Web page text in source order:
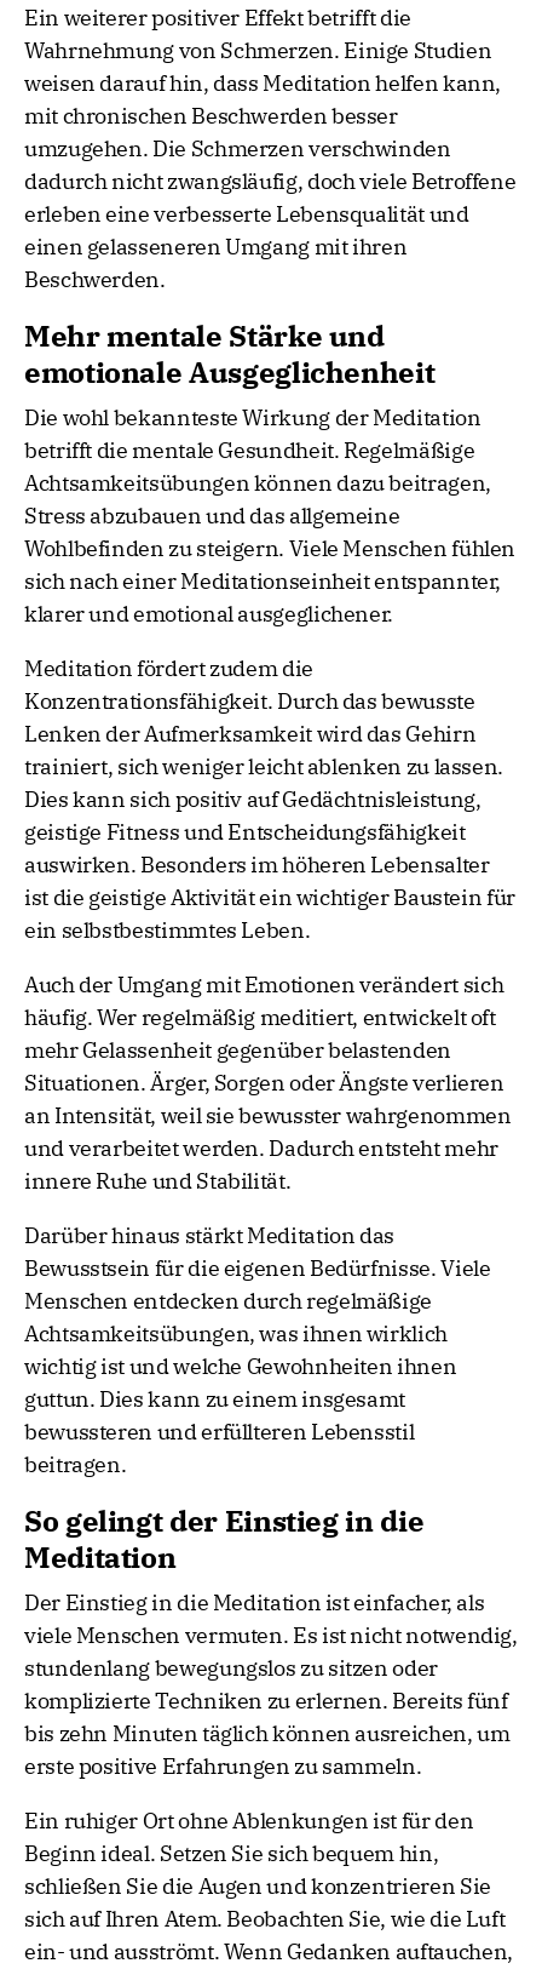
Ein weiterer positiver Effekt betrifft die
Wahrnehmung von Schmerzen. Einige Studien
weisen darauf hin, dass Meditation helfen kann,
mit chronischen Beschwerden besser
umzugehen. Die Schmerzen verschwinden
dadurch nicht zwangsläufig, doch viele Betroffene
erleben eine verbesserte Lebensqualität und
einen gelasseneren Umgang mit ihren
Beschwerden.
Mehr mentale Stärke und
emotionale Ausgeglichenheit
Die wohl bekannteste Wirkung der Meditation
betrifft die mentale Gesundheit. Regelmäßige
Achtsamkeitsübungen können dazu beitragen,
Stress abzubauen und das allgemeine
Wohlbefinden zu steigern. Viele Menschen fühlen
sich nach einer Meditationseinheit entspannter,
klarer und emotional ausgeglichener.
Meditation fördert zudem die
Konzentrationsfähigkeit. Durch das bewusste
Lenken der Aufmerksamkeit wird das Gehirn
trainiert, sich weniger leicht ablenken zu lassen.
Dies kann sich positiv auf Gedächtnisleistung,
geistige Fitness und Entscheidungsfähigkeit
auswirken. Besonders im höheren Lebensalter
ist die geistige Aktivität ein wichtiger Baustein für
ein selbstbestimmtes Leben.
Auch der Umgang mit Emotionen verändert sich
häufig. Wer regelmäßig meditiert, entwickelt oft
mehr Gelassenheit gegenüber belastenden
Situationen. Ärger, Sorgen oder Ängste verlieren
an Intensität, weil sie bewusster wahrgenommen
und verarbeitet werden. Dadurch entsteht mehr
innere Ruhe und Stabilität.
Darüber hinaus stärkt Meditation das
Bewusstsein für die eigenen Bedürfnisse. Viele
Menschen entdecken durch regelmäßige
Achtsamkeitsübungen, was ihnen wirklich
wichtig ist und welche Gewohnheiten ihnen
guttun. Dies kann zu einem insgesamt
bewussteren und erfüllteren Lebensstil
beitragen.
So gelingt der Einstieg in die
Meditation
Der Einstieg in die Meditation ist einfacher, als
viele Menschen vermuten. Es ist nicht notwendig,
stundenlang bewegungslos zu sitzen oder
komplizierte Techniken zu erlernen. Bereits fünf
bis zehn Minuten täglich können ausreichen, um
erste positive Erfahrungen zu sammeln.
Ein ruhiger Ort ohne Ablenkungen ist für den
Beginn ideal. Setzen Sie sich bequem hin,
schließen Sie die Augen und konzentrieren Sie
sich auf Ihren Atem. Beobachten Sie, wie die Luft
ein- und ausströmt. Wenn Gedanken auftauchen,